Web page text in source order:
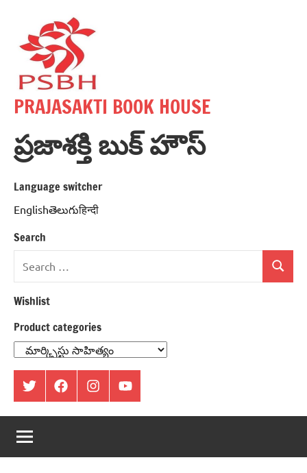
content
PRAJASAKTI BOOK HOUSE
ప్రజాశక్తి బుక్ హౌస్
Language switcher
Englishతెలుగుहिन्दी
Search
Search
for:
Search
Wishlist
Product categories
ట్విట్టర్
ఫేస్
బుక్
ఇంస్టాగ్రామ్యూట్యూబ్